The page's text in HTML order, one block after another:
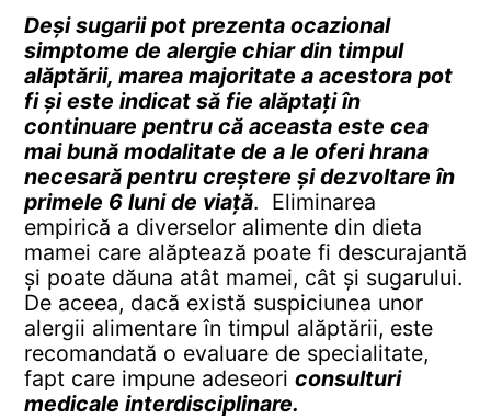
Deși sugarii pot prezenta ocazional
simptome de alergie chiar din timpul
alăptării, marea majoritate a acestora pot
fi și este indicat să fie alăptați în
continuare pentru că aceasta este cea
mai bună modalitate de a le oferi hrana
necesară pentru creștere și dezvoltare în
primele 6 luni de viață. Eliminarea
empirică a diverselor alimente din dieta
mamei care alăptează poate fi descurajantă
și poate dăuna atât mamei, cât și sugarului.
De aceea, dacă există suspiciunea unor
alergii alimentare în timpul alăptării, este
recomandată o evaluare de specialitate,
fapt care impune adeseori consulturi
medicale interdisciplinare.